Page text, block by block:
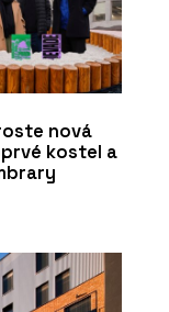
nová
kostel a